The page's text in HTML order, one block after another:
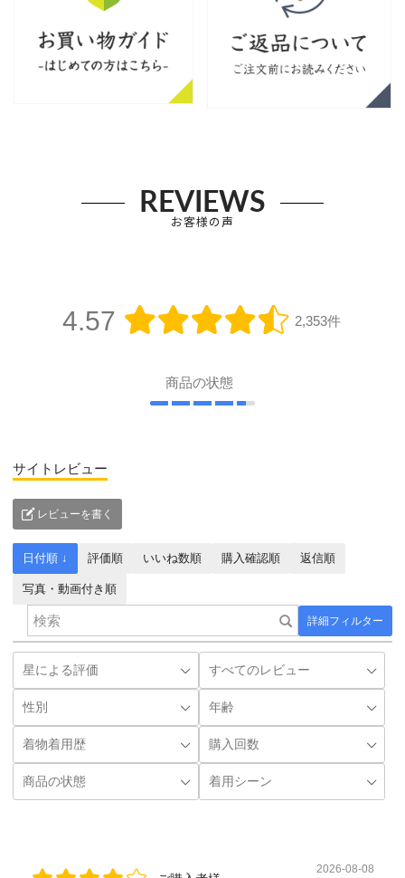
REVIEWS
お客様の声
4.57 2,353件
商品の状態
サイトレビュー
レビューを書く
詳細フィルター
日付順 ↓ 評価順 いいね数順 購入確認順 返信順
写真・動画付き順
2026-08-08